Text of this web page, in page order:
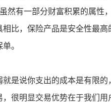
然有一部分财富积累的属性
比，保险产品是安全性最
。
是说你支出的成本是有限的
很明显交易优势在于我们用